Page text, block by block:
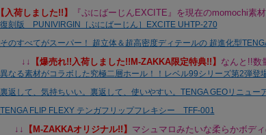
【 入荷しました!! 】 『ぷにばーじんEXCITE』を現在のmomochi素
↓↓ 【爆売れ!!入荷しました!!M-ZAKKA限定特典!!】 なんと!!数
↓↓ 【 M-ZAKKAオリジナル!!】 マシュマロみたいな柔らかボデ